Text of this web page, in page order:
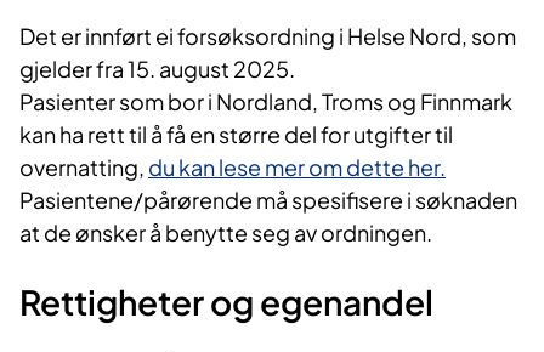
Det er innført ei forsøksordning i Helse Nord, som
gjelder fra 15. august 2025.
Pasienter som bor i Nordland, Troms og Finnmark
kan ha rett til å få en større del for utgifter til
overnatting, du kan lese mer om dette her.
Pasientene/pårørende må spesifisere i søknaden
at de ønsker å benytte seg av ordningen.
Rettigheter og egenandel